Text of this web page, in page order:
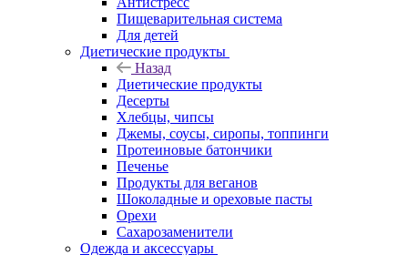
Пищеварительная система
Для детей
Диетические продукты
Назад
Диетические продукты
Десерты
Хлебцы, чипсы
Джемы, соусы, сиропы, топпинги
Протеиновые батончики
Печенье
Продукты для веганов
Шоколадные и ореховые пасты
Орехи
Сахарозаменители
Одежда и аксессуары